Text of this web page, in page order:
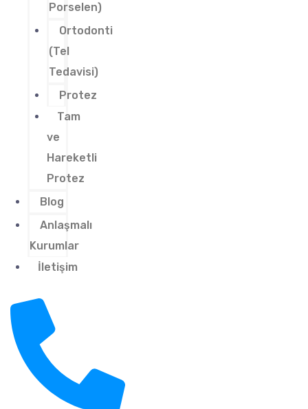
Porselen)
Ortodonti
(Tel
Tedavisi)
Protez
Tam
ve
Hareketli
Protez
Blog
Anlaşmalı
Kurumlar
İletişim